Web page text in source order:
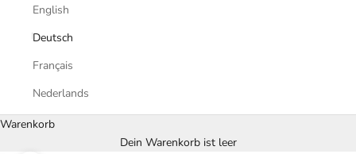
English
Deutsch
Français
Nederlands
Warenkorb
Dein Warenkorb ist leer